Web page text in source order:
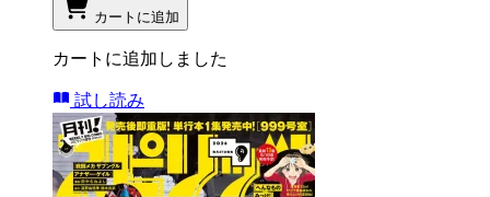
カートに追加
カートに追加しました
試し読み